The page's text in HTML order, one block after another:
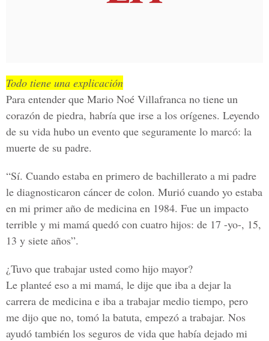
Todo tiene una explicación
Para entender que Mario Noé Villafranca no tiene un
corazón de piedra, habría que irse a los orígenes. Leyendo
de su vida hubo un evento que seguramente lo marcó: la
muerte de su padre.
“Sí. Cuando estaba en primero de bachillerato a mi padre
le diagnosticaron cáncer de colon. Murió cuando yo estaba
en mi primer año de medicina en 1984. Fue un impacto
terrible y mi mamá quedó con cuatro hijos: de 17 -yo-, 15,
13 y siete años”.
¿Tuvo que trabajar usted como hijo mayor?
Le planteé eso a mi mamá, le dije que iba a dejar la
carrera de medicina e iba a trabajar medio tiempo, pero
me dijo que no, tomó la batuta, empezó a trabajar. Nos
ayudó también los seguros de vida que había dejado mi